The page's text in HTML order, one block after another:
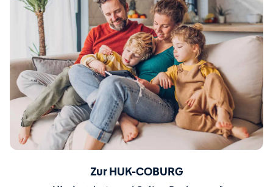
Zur HUK-COBURG